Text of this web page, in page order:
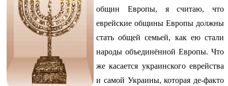
общин Европы, я считаю, что
еврейские общины Европы должны
стать общей семьей, как ею стали
народы объединённой Европы. Что
же касается украинского еврейства
и самой Украины, которая де-факто